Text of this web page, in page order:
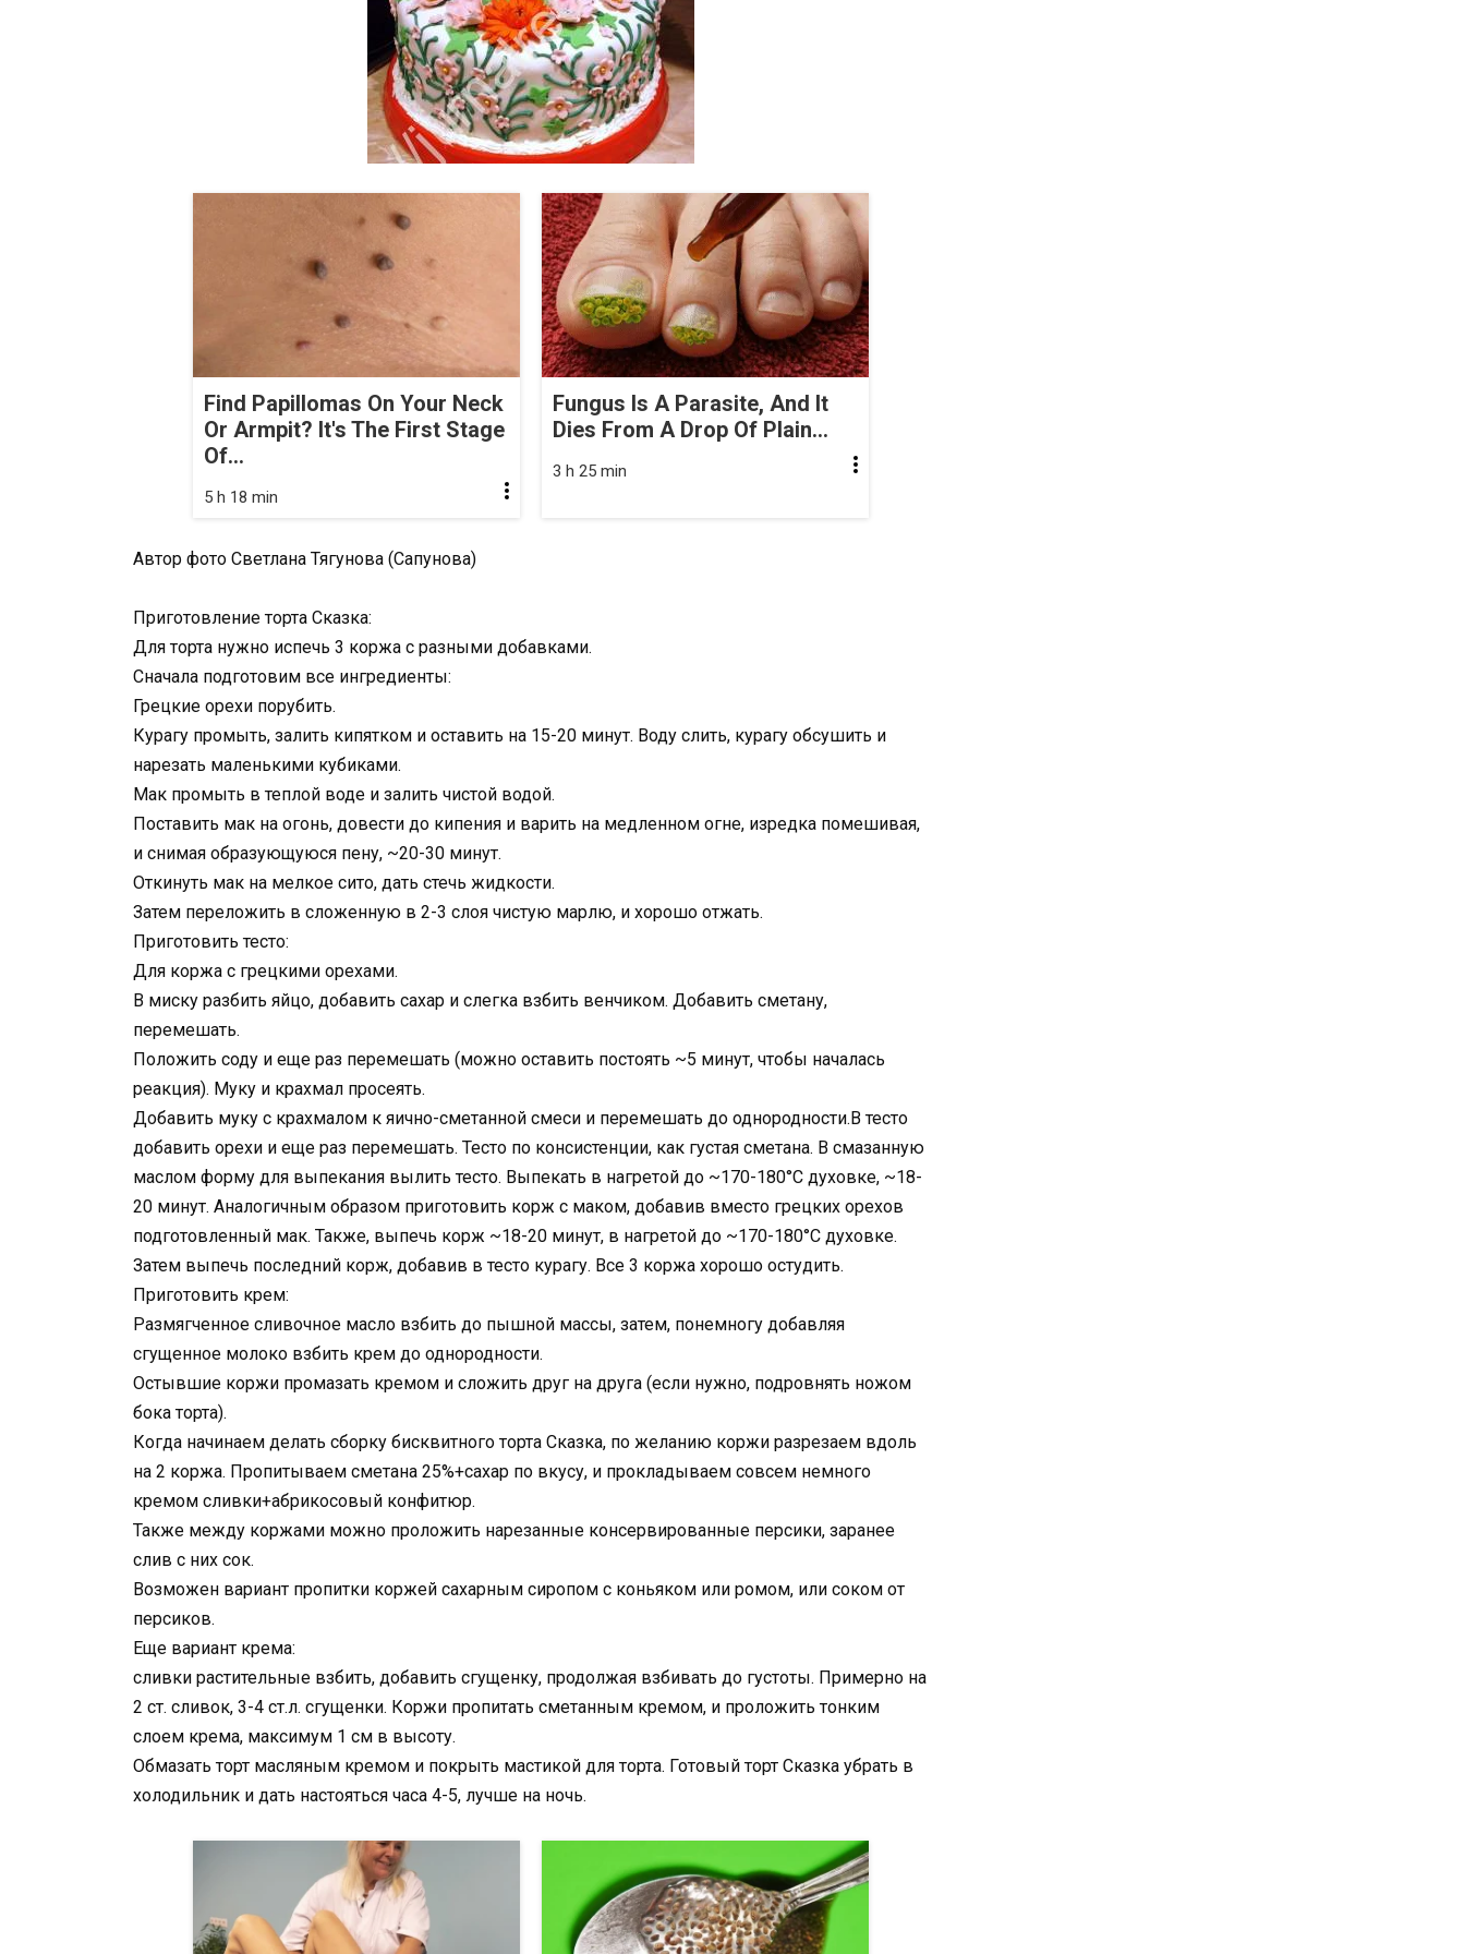
Find Papillomas On Your Neck
Or Armpit? It's The First Stage
Of...
5 h 18 min
Fungus Is A Parasite, And It
Dies From A Drop Of Plain...
3 h 25 min
Автор фото Светлана Тягунова (Сапунова)
Приготовление торта Сказка:
Для торта нужно испечь 3 коржа с разными добавками.
Сначала подготовим все ингредиенты:
Грецкие орехи порубить.
Курагу промыть, залить кипятком и оставить на 15-20 минут. Воду слить, курагу обсушить и
нарезать маленькими кубиками.
Мак промыть в теплой воде и залить чистой водой.
Поставить мак на огонь, довести до кипения и варить на медленном огне, изредка помешивая,
и снимая образующуюся пену, ~20-30 минут.
Откинуть мак на мелкое сито, дать стечь жидкости.
Затем переложить в сложенную в 2-3 слоя чистую марлю, и хорошо отжать.
Приготовить тесто:
Для коржа с грецкими орехами.
В миску разбить яйцо, добавить сахар и слегка взбить венчиком. Добавить сметану,
перемешать.
Положить соду и еще раз перемешать (можно оставить постоять ~5 минут, чтобы началась
реакция). Муку и крахмал просеять.
Добавить муку с крахмалом к яично-сметанной смеси и перемешать до однородности.В тесто
добавить орехи и еще раз перемешать. Тесто по консистенции, как густая сметана. В смазанную
маслом форму для выпекания вылить тесто. Выпекать в нагретой до ~170-180°C духовке, ~18-
20 минут. Аналогичным образом приготовить корж с маком, добавив вместо грецких орехов
подготовленный мак. Также, выпечь корж ~18-20 минут, в нагретой до ~170-180°C духовке.
Затем выпечь последний корж, добавив в тесто курагу. Все 3 коржа хорошо остудить.
Приготовить крем:
Размягченное сливочное масло взбить до пышной массы, затем, понемногу добавляя
сгущенное молоко взбить крем до однородности.
Остывшие коржи промазать кремом и сложить друг на друга (если нужно, подровнять ножом
бока торта).
Когда начинаем делать сборку бисквитного торта Сказка, по желанию коржи разрезаем вдоль
на 2 коржа. Пропитываем сметана 25%+сахар по вкусу, и прокладываем совсем немного
кремом сливки+абрикосовый конфитюр.
Также между коржами можно проложить нарезанные консервированные персики, заранее
слив с них сок.
Возможен вариант пропитки коржей сахарным сиропом с коньяком или ромом, или соком от
персиков.
Еще вариант крема:
сливки растительные взбить, добавить сгущенку, продолжая взбивать до густоты. Примерно на
2 ст. сливок, 3-4 ст.л. сгущенки. Коржи пропитать сметанным кремом, и проложить тонким
слоем крема, максимум 1 см в высоту.
Обмазать торт масляным кремом и покрыть мастикой для торта. Готовый торт Сказка убрать в
холодильник и дать настояться часа 4-5, лучше на ночь.